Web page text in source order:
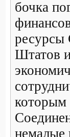
бочка
ресурсы
Штатов
которым
немалые